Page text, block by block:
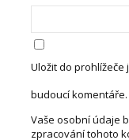
Uložit do
budoucí komentáře.
Vaše osobní údaje
zpracování tohoto